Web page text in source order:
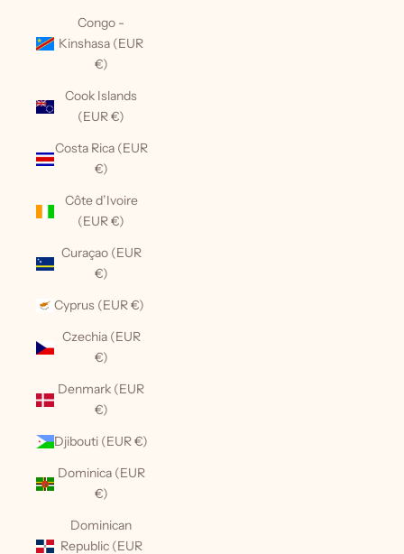
Congo -
Kinshasa (EUR
€)
Cook Islands
(EUR €)
Costa Rica (EUR
€)
Côte d’Ivoire
(EUR €)
Curaçao (EUR
€)
Cyprus (EUR €)
Czechia (EUR
€)
Denmark (EUR
€)
Djibouti (EUR €)
Dominica (EUR
€)
Dominican
Republic (EUR